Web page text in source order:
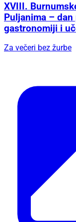
XVIII.
Puljanima –
gastronomiji i
Za večeri bez žurbe